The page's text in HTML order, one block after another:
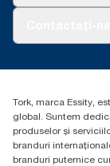
Essity
Budakeszi
Tork, marca Essity,
global. Suntem
produselor și
branduri
branduri puternice